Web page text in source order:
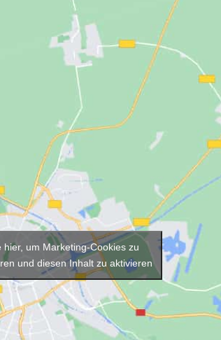
hier, um Marketing-Cookies zu
und diesen Inhalt zu aktivieren